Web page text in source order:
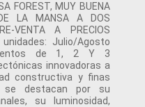
FOREST, MUY BUENA
LA MANSA A DOS
VENTA A PRECIOS
unidades: Julio/Agosto
de 1, 2 Y 3
innovadoras a
constructiva y finas
se destacan por su
su luminosidad,